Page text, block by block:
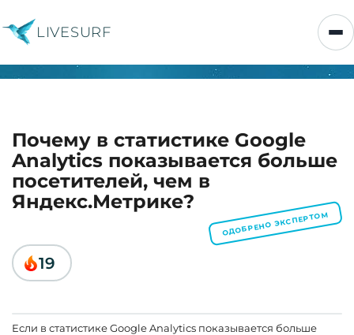
LIVESURF
Почему в статистике Google
Analytics показывается больше
посетителей, чем в
Яндекс.Метрике?
ОДОБРЕНО ЭКСПЕРТОМ
19
Если в статистике Google Analytics показывается больше